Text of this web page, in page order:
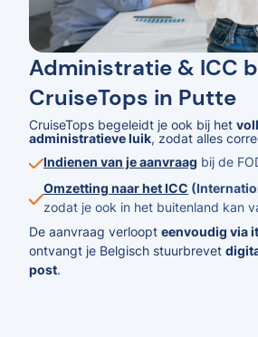
Administratie & ICC
CruiseTops in Putte
CruiseTops begeleidt je ook bij het
administratieve luik, zodat alles
Indienen van je aanvraag bij de
Omzetting naar het ICC
zodat je ook in het buitenland kan
De aanvraag verloopt eenvoudig via
ontvangt je Belgisch stuurbrevet
post.